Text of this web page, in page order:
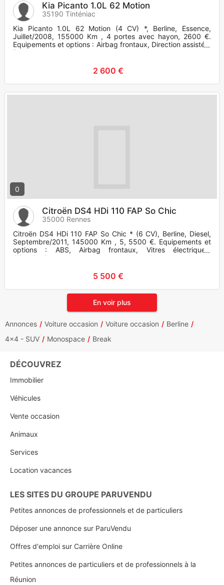
Kia Picanto 1.0L 62 Motion
35190 Tinténiac
Kia Picanto 1.0L 62 Motion (4 CV) *, Berline, Essence,
Juillet/2008, 155000 Km , 4 portes avec hayon, 2600 €.
Equipements et options : Airbag frontaux, Direction assistée,
Banquet
2 600 €
0
Citroën DS4 HDi 110 FAP So Chic
35000 Rennes
Citroën DS4 HDi 110 FAP So Chic * (6 CV), Berline, Diesel,
Septembre/2011, 145000 Km , 5, 5500 €. Equipements et
options : ABS, Airbag frontaux, Vitres électriques,
Climatisation
5 500 €
En voir plus
Annonces Voiture occasion Voiture occasion
Berline
4x4 - SUV
Monospace Break
DÉCOUVREZ
Immobilier
Véhicules
Vente occasion
Animaux
Services
Location vacances
LES SITES DU GROUPE PARUVENDU
Petites annonces de professionnels et de particuliers
Déposer une annonce sur ParuVendu
Offres d'emploi sur Carrière Online
Petites annonces de particuliers et de professionnels à la
Réunion